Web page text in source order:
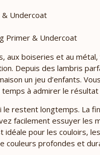
Undercoat
Primer & Undercoat
aux boiseries et au
Depuis des lambris
un jeu d’enfants.
à admirer le résultat
le restent longtemps. La
facilement essuyer les
idéale pour les couloirs,
couleurs profondes et